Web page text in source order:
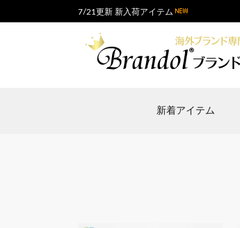
7/21更新 新入荷アイテム
新着アイテム